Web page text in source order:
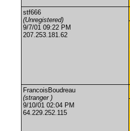
stf666
(Unregistered)
9/7/01 09:22 PM
207.253.181.62
FrancoisBoudreau
(stranger )
9/10/01 02:04 PM
64.229.252.115